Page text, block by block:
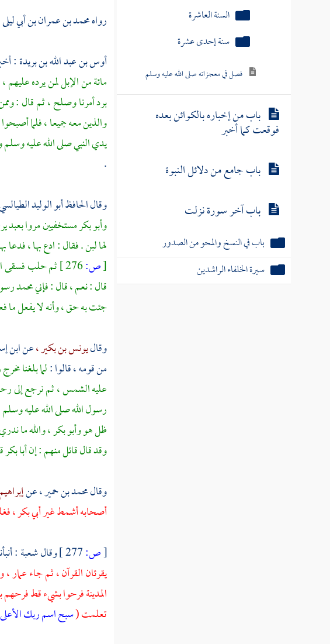
السنة العاشرة
سنة إحدى عشرة
فصل في معجزاته صلى الله عليه وسلم
باب من إخباره بالكوائن بعده
فوقعت كما أخبر
باب جامع من دلائل النبوة
باب آخر سورة نزلت
باب في النسخ والمحو من الصدور
سيرة الخلفاء الراشدين
رواهمحمد بن عمران بن أبي
أوس بن عبد الله بن بريدة:
مائة من الإبل لمن يرده
برد أمرنا وصلح ، ثم قال :
والذين معه جميعا ، فلما
يدي النبي صلى الله عليه
.
وقال الحافظأبو الوليد
وأبو بكرمستخفيين مروا بعبد
لها لبن . فقال : ادع بها ،
[ص:
ثم حلب فسقى
قال : نعم ، قال : فإنيمحمد
جئت به حق ، وأنه لا يفعل ما
وقاليونس بن بكير ،عنابن
من قومه ، قالوا :لما بلغنا
عليه الشمس ، ثم نرجع إلى
رسول الله صلى الله عليه
ظل هووأبو بكر ،والله ما
وقد قال قائل منهم : إنأبا بكر
وقالمحمد بن حمير ،عن
أصحابه أشمط غيرأبي بكر ،
[ص: وقالشعبة:
يقرئان القرآن ، ثم جاءعمار ،
المدينةفرحوا بشيء قط فرحهم
تعلمت (سبح اسم ربك الأعلى